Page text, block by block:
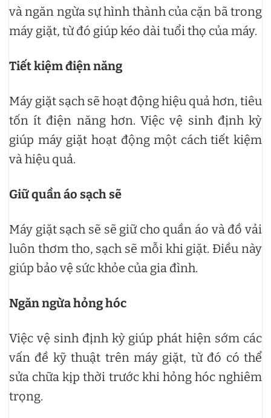
và ngăn ngừa sự hình thành của cặn bã trong
máy giặt, từ đó giúp kéo dài tuổi thọ của máy.
Tiết kiệm điện năng
Máy giặt sạch sẽ hoạt động hiệu quả hơn, tiêu
tốn ít điện năng hơn. Việc vệ sinh định kỳ
giúp máy giặt hoạt động một cách tiết kiệm
và hiệu quả.
Giữ quần áo sạch sẽ
Máy giặt sạch sẽ sẽ giữ cho quần áo và đồ vải
luôn thơm tho, sạch sẽ mỗi khi giặt. Điều này
giúp bảo vệ sức khỏe của gia đình.
Ngăn ngừa hỏng hóc
Việc vệ sinh định kỳ giúp phát hiện sớm các
vấn đề kỹ thuật trên máy giặt, từ đó có thể
sửa chữa kịp thời trước khi hỏng hóc nghiêm
trọng.